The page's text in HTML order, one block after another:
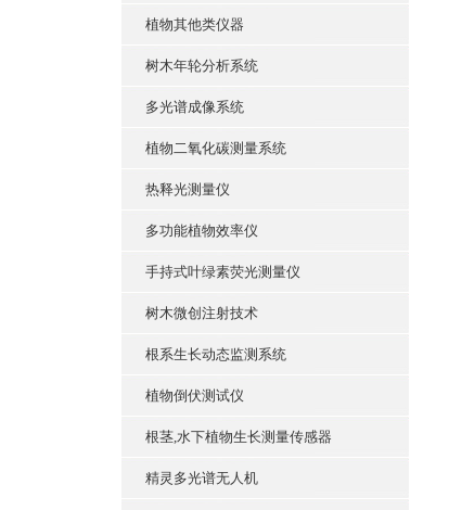
植物其他类仪器
树木年轮分析系统
多光谱成像系统
植物二氧化碳测量系统
热释光测量仪
多功能植物效率仪
手持式叶绿素荧光测量仪
树木微创注射技术
根系生长动态监测系统
植物倒伏测试仪
根茎,水下植物生长测量传感器
精灵多光谱无人机